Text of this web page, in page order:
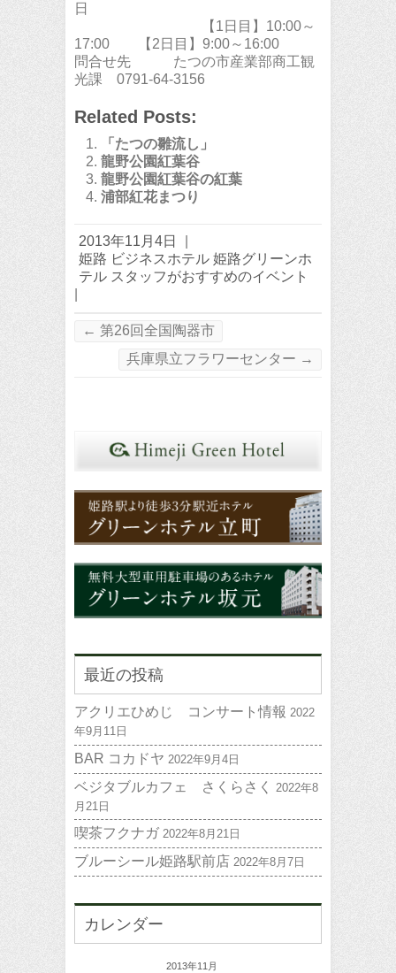
日
【1日目】10:00～
17:00 【2日目】9:00～16:00
問合せ先 たつの市産業部商工観
光課 0791-64-3156
Related Posts:
「たつの雛流し」
龍野公園紅葉谷
龍野公園紅葉谷の紅葉
浦部紅花まつり
2013年11月4日
姫路 ビジネスホテル 姫路グリーンホ
テル スタッフがおすすめのイベント
← 第26回全国陶器市
兵庫県立フラワーセンター →
最近の投稿
アクリエひめじ コンサート情報 2022
年9月11日
BAR コカドヤ 2022年9月4日
ベジタブルカフェ さくらさく
2022年8
月21日
喫茶フクナガ 2022年8月21日
ブルーシール姫路駅前店 2022年8月7日
カレンダー
2013年11月